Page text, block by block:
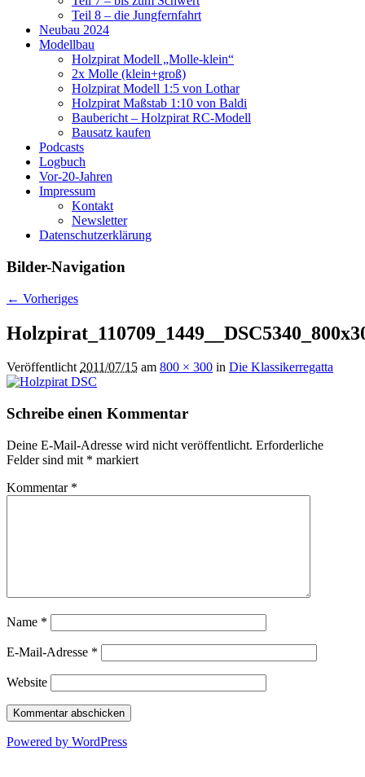
Teil 8 – die Jungfernfahrt
Neubau 2024
Modellbau
Holzpirat Modell „Molle-klein“
2x Molle (klein+groß)
Holzpirat Modell 1:5 von Lothar
Holzpirat Maßstab 1:10 von Baldi
Baubericht – Holzpirat RC-Modell
Bausatz kaufen
Podcasts
Logbuch
Vor-20-Jahren
Impressum
Kontakt
Newsletter
Datenschutzerklärung
Bilder-Navigation
← Vorheriges
Veröffentlicht2011/07/15 am 800 × 300 in Die Klassikerregatta
Schreibe einen Kommentar
Deine E-Mail-Adresse wird nicht veröffentlicht. Erforderliche
Felder sind mit * markiert
Kommentar *
Name *
E-Mail-Adresse *
Website
Powered by WordPress